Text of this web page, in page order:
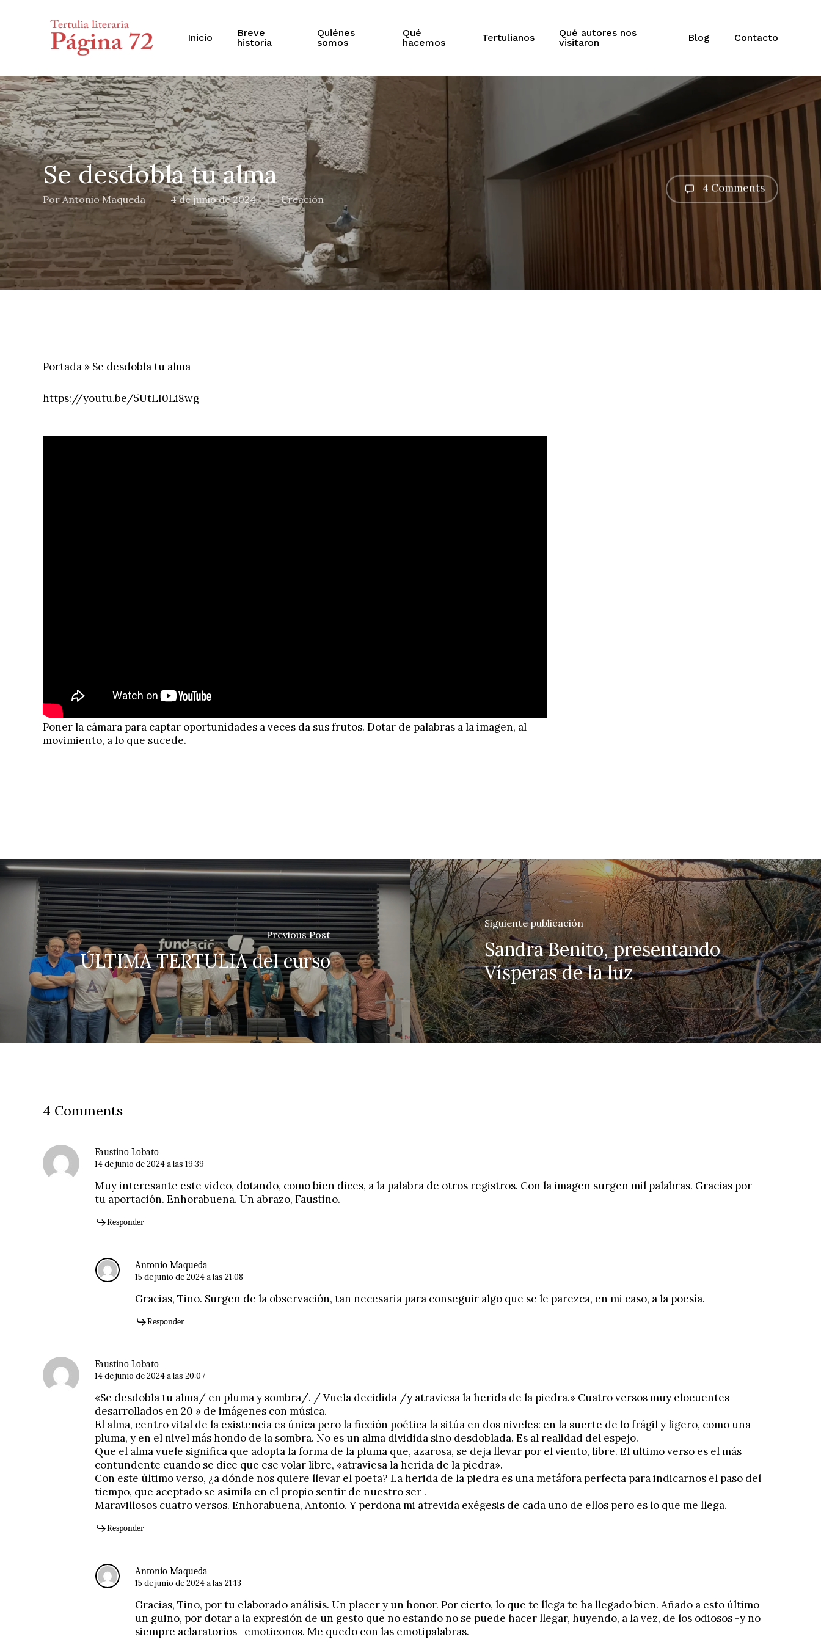
Inicio
Breve
historia
Quiénes
somos
Qué
hacemos
Tertulianos
Qué autores nos
visitaron
Blog Contacto
Se desdobla tu alma
Por Antonio Maqueda 4 de junio de 2024 Creación
4 Comments
Portada » Se desdobla tu alma
https://youtu.be/5UtLI0Li8wg
Poner la cámara para captar oportunidades a veces da sus frutos. Dotar de palabras a la imagen, al
movimiento, a lo que sucede.
Previous Post
ÚLTIMA TERTULIA del curso
Siguiente publicación
Sandra Benito, presentando
Vísperas de la luz
4 Comments
Faustino Lobato
14 de junio de 2024 a las 19:39
Muy interesante este video, dotando, como bien dices, a la palabra de otros registros. Con la imagen surgen mil palabras. Gracias por
tu aportación. Enhorabuena. Un abrazo, Faustino.
Responder
Antonio Maqueda
15 de junio de 2024 a las 21:08
Gracias, Tino. Surgen de la observación, tan necesaria para conseguir algo que se le parezca, en mi caso, a la poesía.
Responder
Faustino Lobato
14 de junio de 2024 a las 20:07
«Se desdobla tu alma/ en pluma y sombra/. / Vuela decidida /y atraviesa la herida de la piedra.» Cuatro versos muy elocuentes
desarrollados en 20 » de imágenes con música.
El alma, centro vital de la existencia es única pero la ficción poética la sitúa en dos niveles: en la suerte de lo frágil y ligero, como una
pluma, y en el nivel más hondo de la sombra. No es un alma dividida sino desdoblada. Es al realidad del espejo.
Que el alma vuele significa que adopta la forma de la pluma que, azarosa, se deja llevar por el viento, libre. El ultimo verso es el más
contundente cuando se dice que ese volar libre, «atraviesa la herida de la piedra».
Con este último verso, ¿a dónde nos quiere llevar el poeta? La herida de la piedra es una metáfora perfecta para indicarnos el paso del
tiempo, que aceptado se asimila en el propio sentir de nuestro ser .
Maravillosos cuatro versos. Enhorabuena, Antonio. Y perdona mi atrevida exégesis de cada uno de ellos pero es lo que me llega.
Responder
Antonio Maqueda
15 de junio de 2024 a las 21:13
Gracias, Tino, por tu elaborado análisis. Un placer y un honor. Por cierto, lo que te llega te ha llegado bien. Añado a esto último
un guiño, por dotar a la expresión de un gesto que no estando no se puede hacer llegar, huyendo, a la vez, de los odiosos -y no
siempre aclaratorios- emoticonos. Me quedo con las emotipalabras.